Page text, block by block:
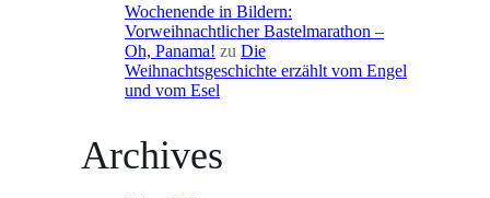
Wochenende in Bildern:
Vorweihnachtlicher Bastelmarathon –
Oh, Panama! zu Die
Weihnachtsgeschichte erzählt vom Engel
und vom Esel
Archives